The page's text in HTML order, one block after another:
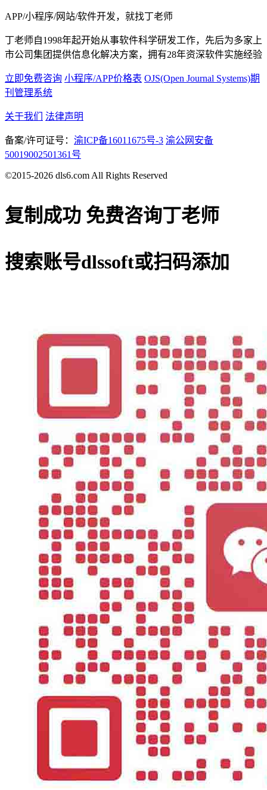
APP/小程序/网站/软件开发，就找丁老师
丁老师自1998年起开始从事软件科学研发工作，先后为多家上
市公司集团提供信息化解决方案，拥有28年资深软件实施经验
立即免费咨询 小程序/APP价格表 OJS(Open Journal Systems)期
刊管理系统
关于我们 法律声明
备案/许可证号： 渝ICP备16011675号-3 渝公网安备
50019002501361号
©2015-2026 dls6.com All Rights Reserved
复制成功 免费咨询丁老师
搜索账号dlssoft或扫码添加